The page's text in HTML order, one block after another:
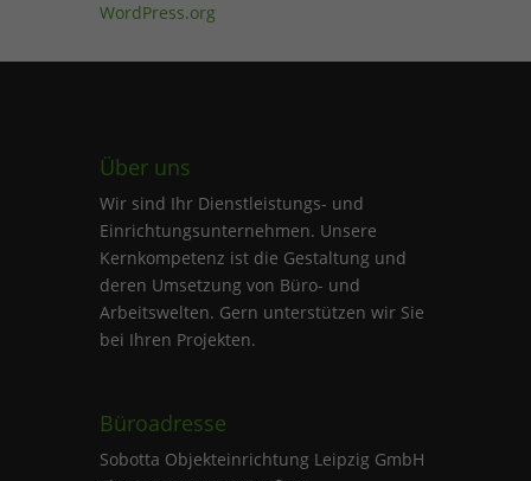
WordPress.org
Über uns
Wir sind Ihr Dienstleistungs- und
Einrichtungsunternehmen. Unsere
Kernkompetenz ist die Gestaltung und
deren Umsetzung von Büro- und
Arbeitswelten. Gern unterstützen wir Sie
bei Ihren Projekten.
Büroadresse
Sobotta Objekteinrichtung Leipzig GmbH